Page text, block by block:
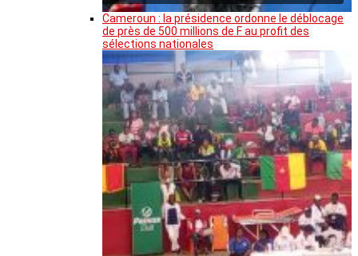
Cameroun : la présidence ordonne le déblocage
de près de 500 millions de F au profit des
sélections nationales